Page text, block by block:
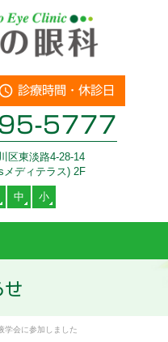
診療時間・休診日
5777
区東淡路4-28-14
メディテラス) 2F
中 小
せ
学会に参加しました